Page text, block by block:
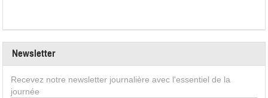
Newsletter
Recevez notre newsletter journalière avec l'essentiel de la
journée